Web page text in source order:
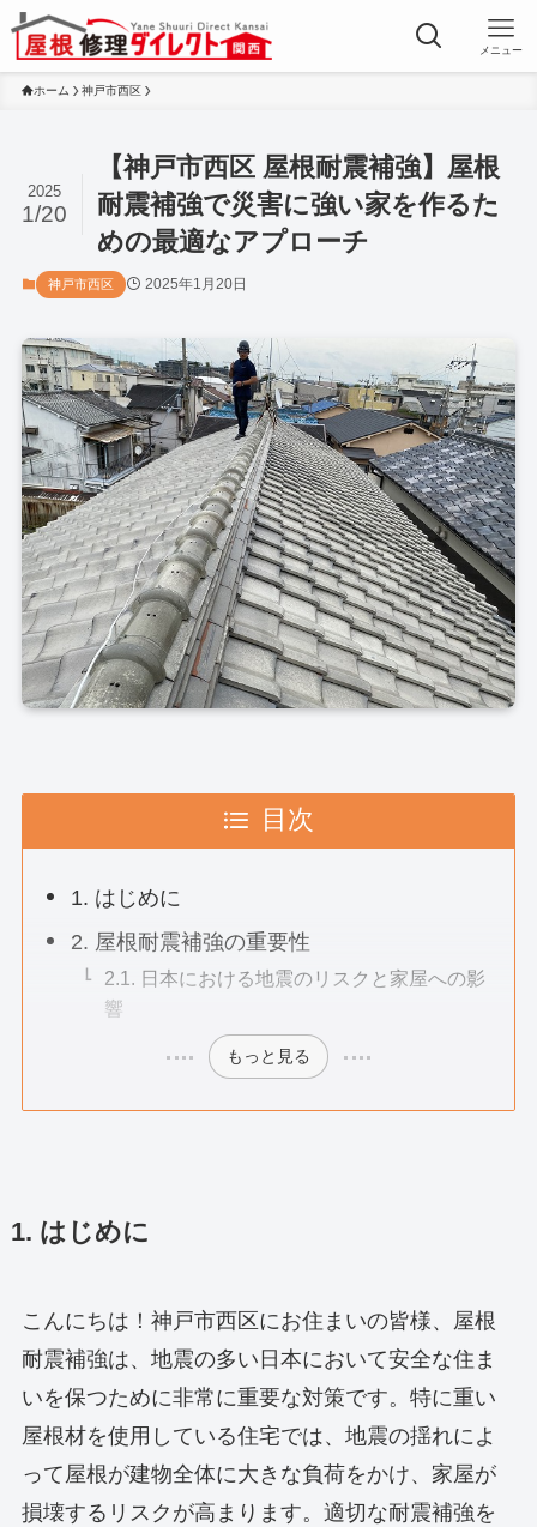
メニュー
ホーム 神戸市西区
【神戸市西区 屋根耐震補強】屋根
耐震補強で災害に強い家を作るた
めの最適なアプローチ
2025
1/20
神戸市西区 2025年1月20日
目次
1. はじめに
2. 屋根耐震補強の重要性
2.1. 日本における地震のリスクと家屋への影
響
もっと見る
1. はじめに
こんにちは！神戸市西区にお住まいの皆様、屋根
耐震補強は、地震の多い日本において安全な住ま
いを保つために非常に重要な対策です。特に重い
屋根材を使用している住宅では、地震の揺れによ
って屋根が建物全体に大きな負荷をかけ、家屋が
損壊するリスクが高まります。適切な耐震補強を